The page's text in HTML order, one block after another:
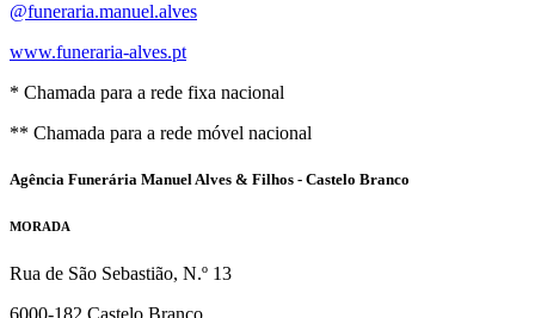
@funeraria.manuel.alves
www.funeraria-alves.pt
* Chamada para a rede fixa nacional
** Chamada para a rede móvel nacional
Agência Funerária Manuel Alves & Filhos - Castelo Branco
MORADA
Rua de São Sebastião, N.º 13